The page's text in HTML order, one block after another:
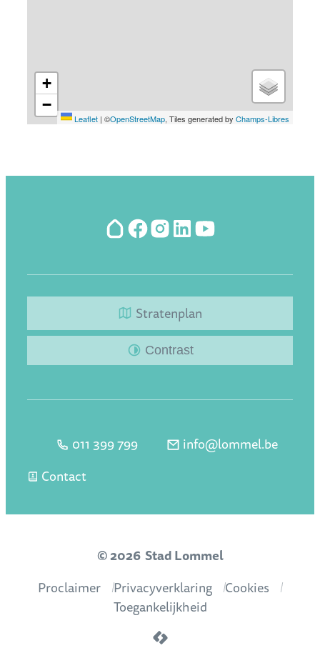
+
−
Leaflet | ©OpenStreetMap, Tiles generated by Champs-Libres
HoplrFacebook
Instagram
LinkedIn
YouTube
Stratenplan
Contrast
011 399 799
E-mail info@lommel.be
Contact
© 2026 Stad Lommel
Proclaimer
Privacyverklaring
Cookies
Toegankelijkheid
LCP nv 2026 ©